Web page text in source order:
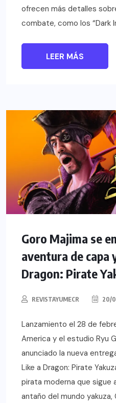
ofrecen más detalles
combate, como los “Dark
LEER MÁS
Goro Majima se
aventura de capa
Dragon: Pirate
REVISTAYUMECR 20/
Lanzamiento el 28 de
America y el estudio Ryu
anunciado la nueva
Like a Dragon: Pirate
pirata moderna que sigue
antaño del mundo yakuza,